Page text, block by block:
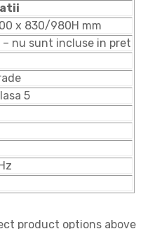
x 830/980H mm
– nu sunt incluse in pret
5
product options above